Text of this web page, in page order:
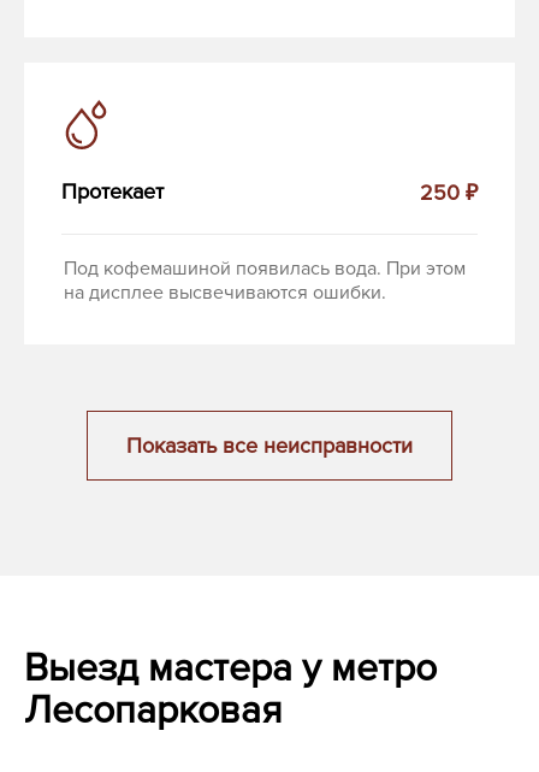
Протекает 250 ₽
Под кофемашиной появилась вода. При этом
на дисплее высвечиваются ошибки.
Показать все неисправности
Выезд мастера у метро
Лесопарковая